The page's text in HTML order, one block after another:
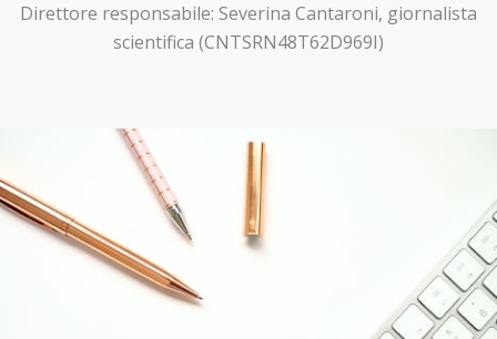
Direttore responsabile: Severina Cantaroni, giornalista
scientifica (CNTSRN48T62D969I)